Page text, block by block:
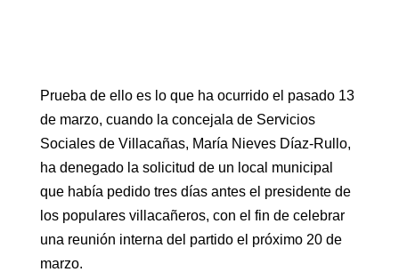
Prueba de ello es lo que ha ocurrido el pasado 13
de marzo, cuando la concejala de Servicios
Sociales de Villacañas, María Nieves Díaz-Rullo,
ha denegado la solicitud de un local municipal
que había pedido tres días antes el presidente de
los populares villacañeros, con el fin de celebrar
una reunión interna del partido el próximo 20 de
marzo.